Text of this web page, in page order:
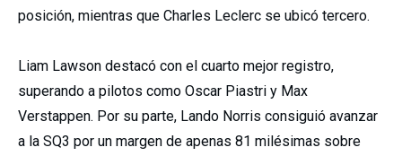
posición, mientras que Charles Leclerc se ubicó tercero.
Liam Lawson destacó con el cuarto mejor registro,
superando a pilotos como Oscar Piastri y Max
Verstappen. Por su parte, Lando Norris consiguió avanzar
a la SQ3 por un margen de apenas 81 milésimas sobre